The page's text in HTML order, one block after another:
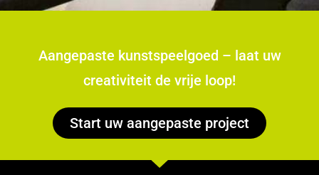
Aangepaste kunstspeelgoed – laat uw
creativiteit de vrije loop!
Start uw aangepaste project